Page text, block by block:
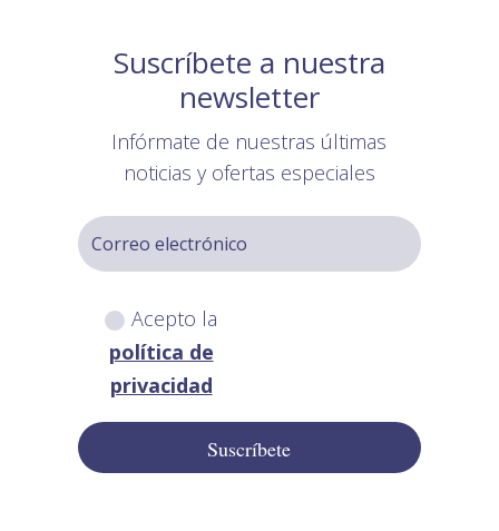
Suscríbete a nuestra
newsletter
Infórmate de nuestras últimas
noticias y ofertas especiales
Acepto la
política de
privacidad
Suscríbete